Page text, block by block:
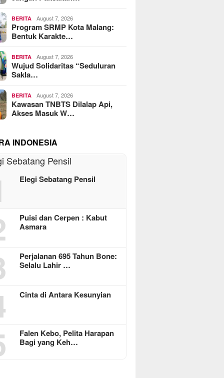
BERITA August 7, 2026
Program SRMP Kota Malang:
Bentuk Karakte…
BERITA August 7, 2026
Wujud Solidaritas “Seduluran
Sakla…
BERITA August 7, 2026
Kawasan TNBTS Dilalap Api,
Akses Masuk W…
INDONESIA
Elegi Sebatang Pensil
Puisi dan Cerpen : Kabut
Asmara
Perjalanan 695 Tahun Bone:
Selalu Lahir …
Cinta di Antara Kesunyian
Falen Kebo, Pelita Harapan
Bagi yang Keh…